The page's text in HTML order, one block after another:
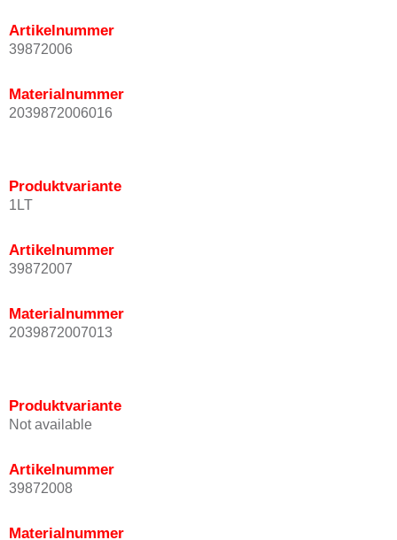
Artikelnummer
39872006
Materialnummer
2039872006016
Produktvariante
1LT
Artikelnummer
39872007
Materialnummer
2039872007013
Produktvariante
Not available
Artikelnummer
39872008
Materialnummer